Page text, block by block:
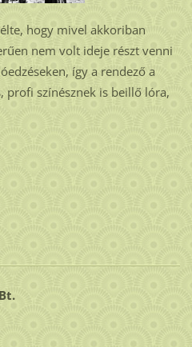
hogy mivel akkoriban
nem volt ideje részt venni
így a rendező a
profi színésznek is beillő lóra,